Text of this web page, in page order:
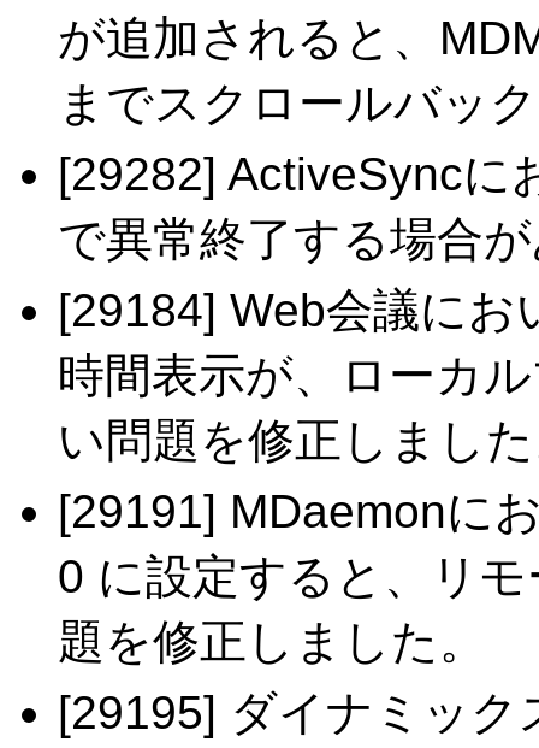
が追加されると、
までスクロールバッ
[29282] ActiveSyncに
で異常終了する場合
[29184] Web会議に
時間表示が、ローカ
い問題を修正しまし
[29191] MDaemonに
0 に設定すると、リ
題を修正しました。
[29195] ダイナミッ